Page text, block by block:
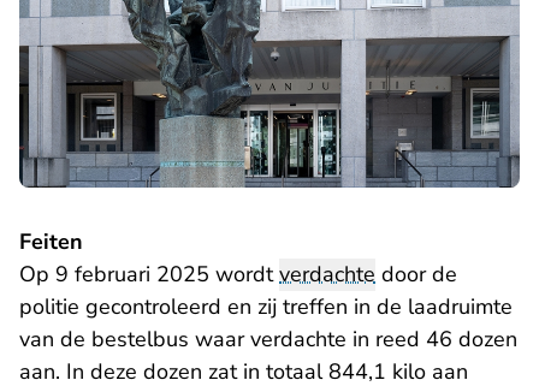
Feiten
Op 9 februari 2025 wordtverdachte door de
politie gecontroleerd en zij treffen in de laadruimte
van de bestelbus waar verdachte in reed 46 dozen
aan. In deze dozen zat in totaal 844,1 kilo aan